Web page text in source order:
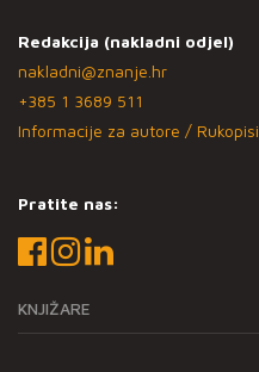
Redakcija (nakladni odjel)
nakladni@znanje.hr
+385 1 3689 511
Informacije za autore / Rukopisi
Pratite nas:
KNJIŽARE